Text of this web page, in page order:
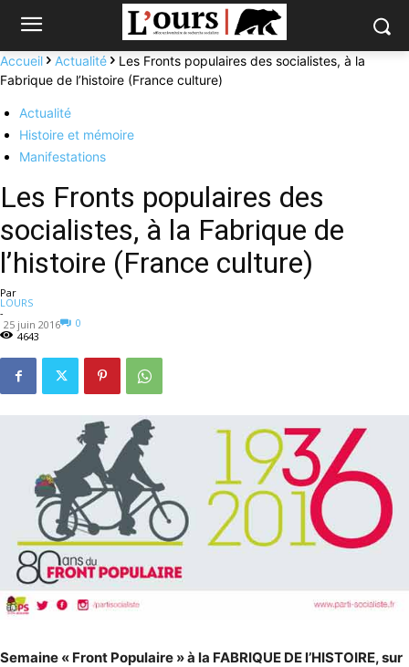
Accueil Actualité
Les Fronts populaires des socialistes, à la
Fabrique de l’histoire (France culture)
Actualité
Histoire et mémoire
Manifestations
Les Fronts populaires des
socialistes, à la Fabrique de
l’histoire (France culture)
Par
LOURS
-
25 juin 2016
0
4643
Semaine « Front Populaire » à la FABRIQUE DE l’HISTOIRE, sur